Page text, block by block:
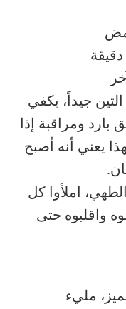
جيداً، يكفي
ومراقبة إذا
يعني أنه أصبح
املأوا كل
واقلبوه حتى
مليء